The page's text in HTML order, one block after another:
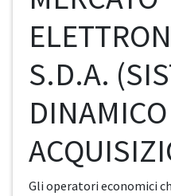
S.D.A.
Gli operatori economici